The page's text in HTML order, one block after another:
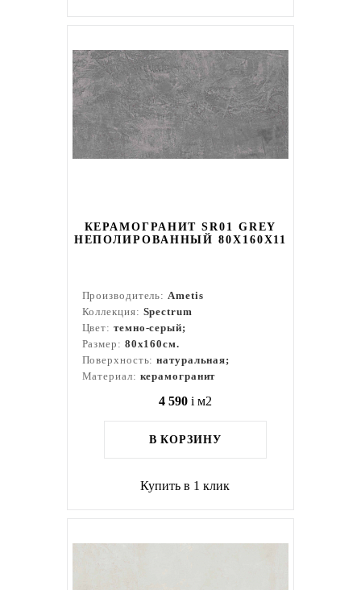
КЕРАМОГРАНИТ SR01 GREY
НЕПОЛИРОВАННЫЙ 80X160Х11
Производитель:Ametis
Коллекция: Spectrum
Цвет: темно-серый;
Размер: 80x160см.
Поверхность:натуральная;
Материал: керамогранит
4 590 i м2
В КОРЗИНУ
Купить в 1 клик